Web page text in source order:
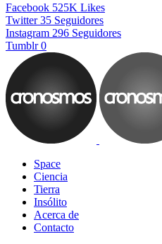
Facebook 525K Likes
Twitter 35 Seguidores
Instagram 296 Seguidores
Tumblr 0
Space
Ciencia
Tierra
Insólito
Acerca de
Contacto